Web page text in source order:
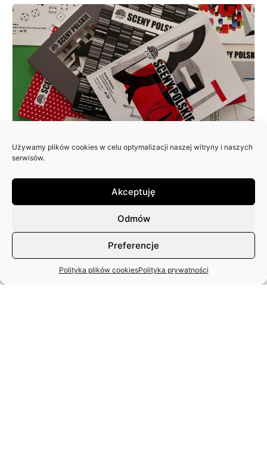
Używamy plików cookies w celu optymalizacji naszej witryny i naszych
serwisów.
Akceptuję
Odmów
Preferencje
Polityka plików cookiesPolityka prywatności
ZAPRASZAMY DO NADSYŁANIA
PISMA: SCENY POLSKIE